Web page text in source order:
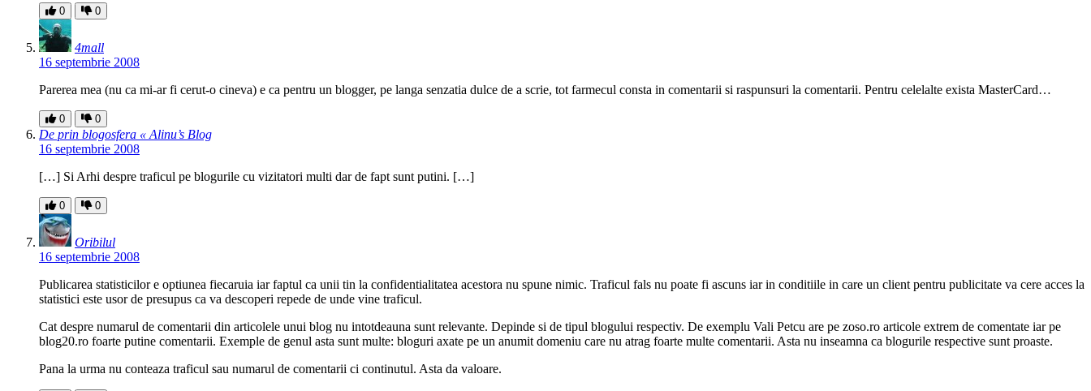
0 0
4mall
16 septembrie 2008
Parerea mea (nu ca mi-ar fi cerut-o cineva) e ca pentru un blogger, pe langa senzatia dulce de a scrie, tot farmecul consta in comentarii si raspunsuri la comentarii. Pentru celelalte exista MasterCard…
0 0
De prin blogosfera « Alinu’s Blog
16 septembrie 2008
[…] Si Arhi despre traficul pe blogurile cu vizitatori multi dar de fapt sunt putini. […]
0 0
Oribilul
16 septembrie 2008
Publicarea statisticilor e optiunea fiecaruia iar faptul ca unii tin la confidentialitatea acestora nu spune nimic. Traficul fals nu poate fi ascuns iar in conditiile in care un client pentru publicitate va cere acces la
statistici este usor de presupus ca va descoperi repede de unde vine traficul.
Cat despre numarul de comentarii din articolele unui blog nu intotdeauna sunt relevante. Depinde si de tipul blogului respectiv. De exemplu Vali Petcu are pe zoso.ro articole extrem de comentate iar pe
blog20.ro foarte putine comentarii. Exemple de genul asta sunt multe: bloguri axate pe un anumit domeniu care nu atrag foarte multe comentarii. Asta nu inseamna ca blogurile respective sunt proaste.
Pana la urma nu conteaza traficul sau numarul de comentarii ci continutul. Asta da valoare.